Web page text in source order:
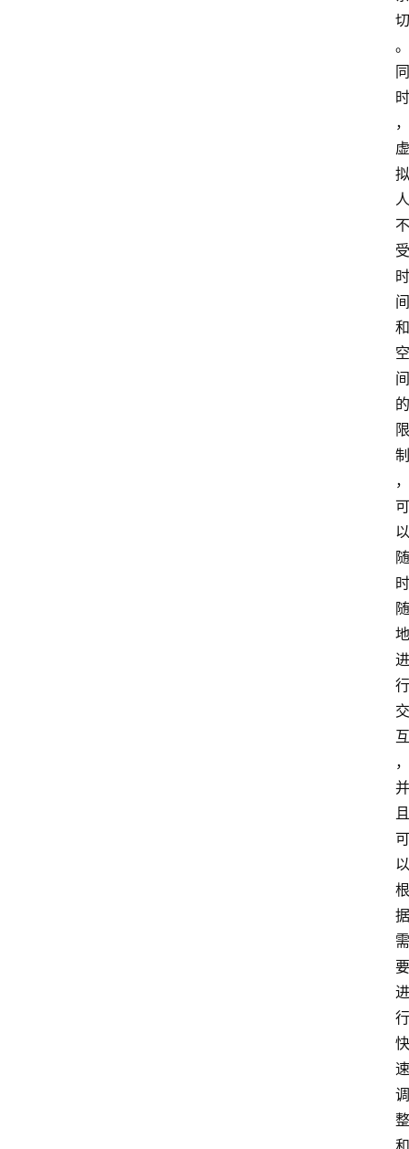
切
。
同
时
，
虚
拟
人
不
受
时
间
和
空
间
的
限
制
，
可
以
随
时
随
地
进
行
交
互
，
并
且
可
以
根
据
需
要
进
行
快
速
调
整
和